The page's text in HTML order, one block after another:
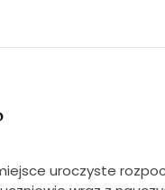
uroczyste